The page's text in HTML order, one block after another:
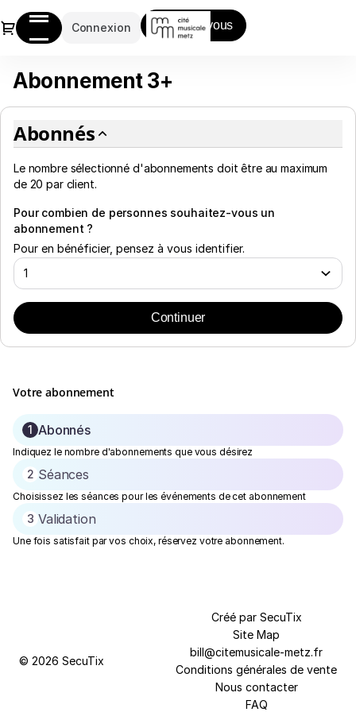
Dialogue
Connexion Inscrivez-vous
:
abonnés
Cité
Metz
Abonnement
Abonnement 3+
Abonnés
Le nombre sélectionné d'abonnements doit être au maximum
de 20 par client.
Pour combien de personnes souhaitez-vous un
abonnement ?
Pour en bénéficier, pensez à vous identifier.
Continuer
Votre abonnement
Étape
actuelle
1 Abonnés
Indiquez le nombre d'abonnements que vous désirez
2 Séances
Choisissez les séances pour les événements de cet abonnement
3 Validation
Une fois satisfait par vos choix, réservez votre abonnement.
© 2026 SecuTix
Créé par SecuTix
Site Map
bill@citemusicale-metz.fr
Conditions générales de vente
Nous contacter
FAQ